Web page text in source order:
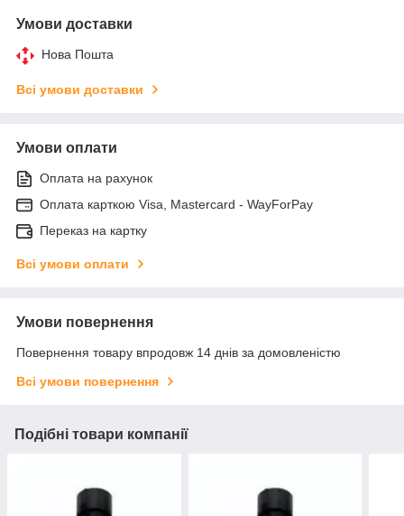
Умови доставки
Нова Пошта
Всі умови доставки
Умови оплати
Оплата на рахунок
Оплата карткою Visa, Mastercard - WayForPay
Переказ на картку
Всі умови оплати
Умови повернення
Повернення товару впродовж 14 днів за домовленістю
Всі умови повернення
Подібні товари компанії